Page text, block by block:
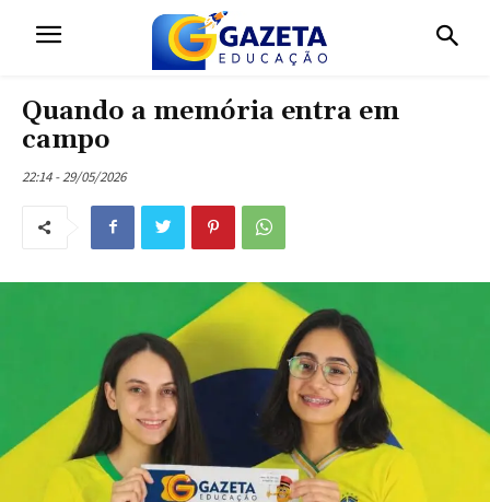
Quando a memória entra em
campo
22:14 - 29/05/2026